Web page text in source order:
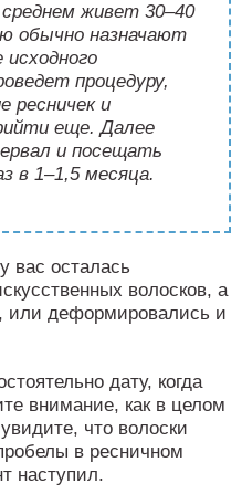
живет 30–40
обычно назначают
исходного
процедуру,
ресничек и
еще. Далее
и посещать
в 1–1,5 месяца.
вас осталась
волосков, а
или деформировались и
дату, когда
внимание, как в целом
что волоски
в ресничном
наступил.